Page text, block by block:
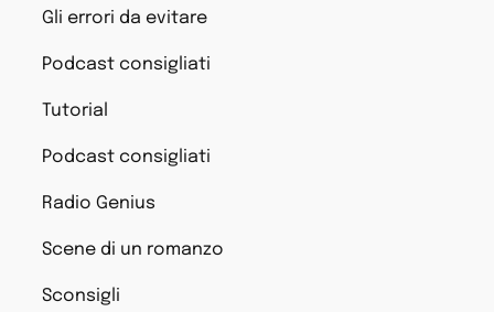
Gli errori da evitare
Podcast consigliati
Tutorial
Podcast consigliati
Radio Genius
Scene di un romanzo
Sconsigli